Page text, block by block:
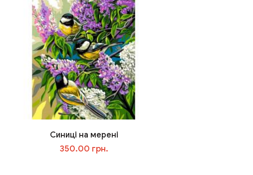
Синиці на мерені
350.00 грн.